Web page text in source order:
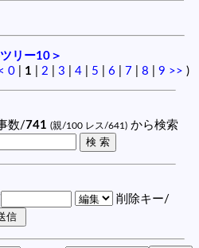
リー10＞
0 1 2 3 4 5 6 7 8 9 >> )
数/741 (親/100 レス/641) から検索
削除キー/